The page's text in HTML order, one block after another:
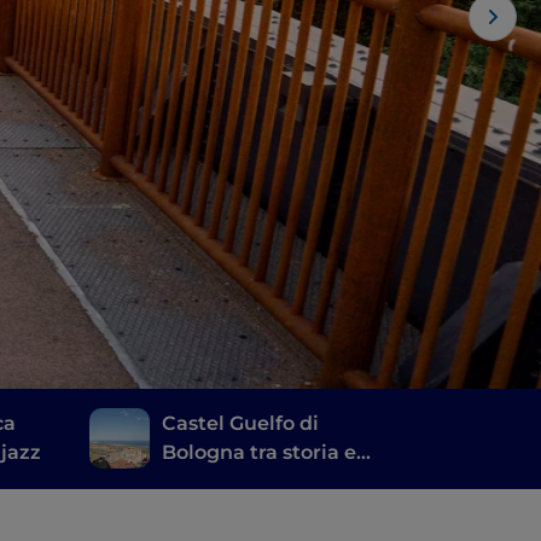
Castel Guelfo di
Bologna tra storia e